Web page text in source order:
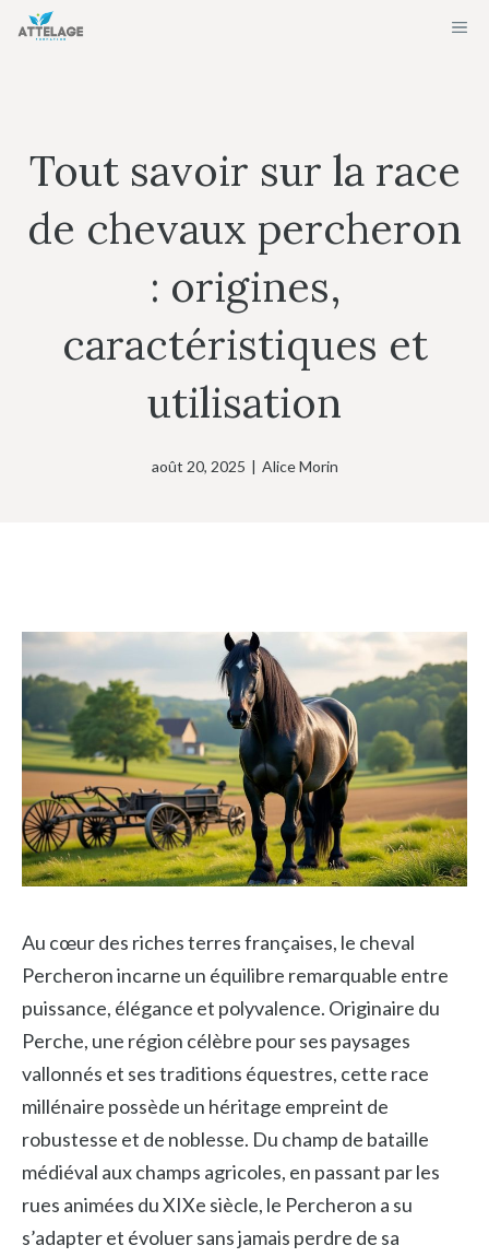
Aller
Tout savoir sur la race
de chevaux percheron
: origines,
caractéristiques et
utilisation
août 20, 2025 | Alice Morin
Au cœur des riches terres françaises, le cheval
Percheron incarne un équilibre remarquable entre
puissance, élégance et polyvalence. Originaire du
Perche, une région célèbre pour ses paysages
vallonnés et ses traditions équestres, cette race
millénaire possède un héritage empreint de
robustesse et de noblesse. Du champ de bataille
médiéval aux champs agricoles, en passant par les
rues animées du XIXe siècle, le Percheron a su
s’adapter et évoluer sans jamais perdre de sa